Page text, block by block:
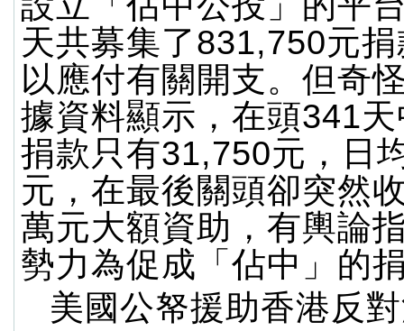
天共募集了831,750元
以應付有關開支。但奇
據資料顯示，在頭341
捐款只有31,750元，日
元，在最後關頭卻突然
萬元大額資助，有輿論
勢力為促成「佔中」的
美國公帑援助香港反